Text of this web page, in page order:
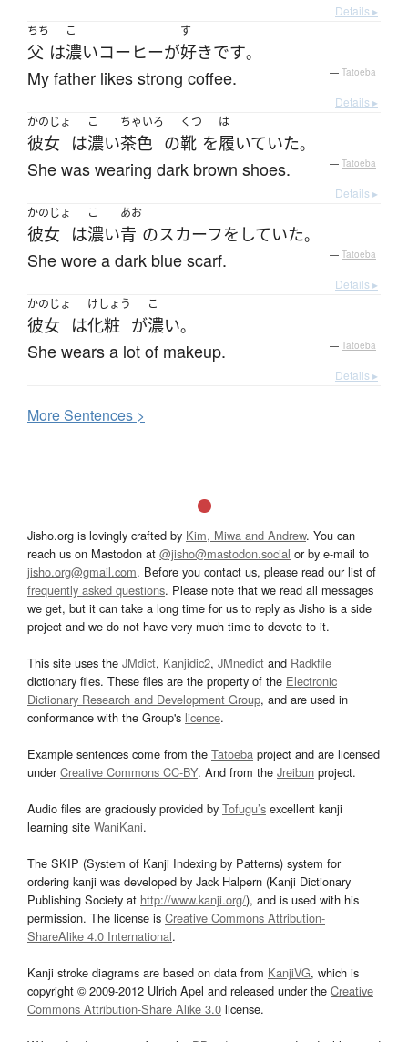
Details ▸
ちち
父 は
こ
濃いコーヒーが
す
好きです。
My father likes strong coffee. — Tatoeba
Details ▸
かのじょ
彼女 は
こ
濃い
ちゃいろ
茶色 の
くつ
靴 を
は
履いていた。
She was wearing dark brown shoes. — Tatoeba
Details ▸
かのじょ
彼女 は
こ
濃い
あお
青 のスカーフを していた。
She wore a dark blue scarf. — Tatoeba
Details ▸
かのじょ
彼女 は
けしょう
化粧 が
こ
濃い。
She wears a lot of makeup. — Tatoeba
Details ▸
MoreSentences >
Jisho.org is lovingly crafted by Kim, Miwa and Andrew. You can
reach us on Mastodon at @jisho@mastodon.social or by e-mail to
jisho.org@gmail.com. Before you contact us, please read our list of
frequently asked questions. Please note that we read all messages
we get, but it can take a long time for us to reply as Jisho is a side
project and we do not have very much time to devote to it.
This site uses the JMdict, Kanjidic2, JMnedict and Radkfile
dictionary files. These files are the property of the Electronic
Dictionary Research and Development Group, and are used in
conformance with the Group's licence.
Example sentences come from the Tatoeba project and are licensed
underCreative Commons CC-BY. And from the Jreibun project.
Audio files are graciously provided by Tofugu’s excellent kanji
learning site WaniKani.
The SKIP (System of Kanji Indexing by Patterns) system for
ordering kanji was developed by Jack Halpern (Kanji Dictionary
Publishing Society at http://www.kanji.org/), and is used with his
permission. The license is Creative Commons Attribution-
ShareAlike 4.0 International.
Kanji stroke diagrams are based on data from KanjiVG, which is
copyright © 2009-2012 Ulrich Apel and released under the Creative
Commons Attribution-Share Alike 3.0 license.